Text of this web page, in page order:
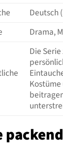
Deutsch
Drama,
Die